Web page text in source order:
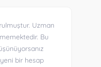
Uzman
Bu
bir hesap